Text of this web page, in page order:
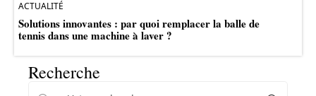
ACTUALITÉ
Solutions innovantes : par quoi remplacer la balle de
tennis dans une machine à laver ?
Recherche